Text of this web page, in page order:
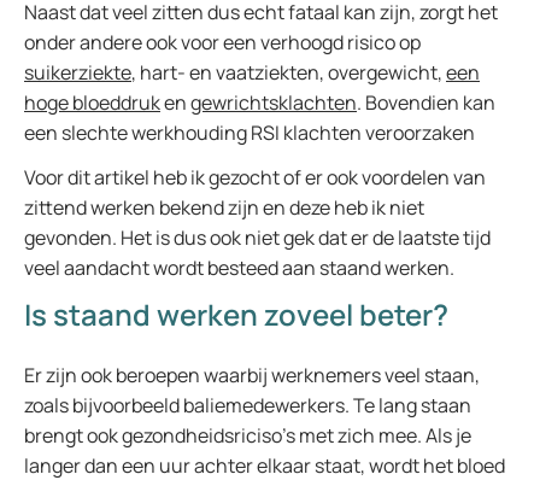
Naast dat veel zitten dus echt fataal kan zijn, zorgt het
onder andere ook voor een verhoogd risico op
suikerziekte, hart- en vaatziekten, overgewicht,een
hoge bloeddrukengewrichtsklachten. Bovendien kan
een slechte werkhouding RSI klachten veroorzaken
Voor dit artikel heb ik gezocht of er ook voordelen van
zittend werken bekend zijn en deze heb ik niet
gevonden. Het is dus ook niet gek dat er de laatste tijd
veel aandacht wordt besteed aan staand werken.
Is staand werken zoveel beter?
Er zijn ook beroepen waarbij werknemers veel staan,
zoals bijvoorbeeld baliemedewerkers. Te lang staan
brengt ook gezondheidsriciso’s met zich mee. Als je
langer dan een uur achter elkaar staat, wordt het bloed